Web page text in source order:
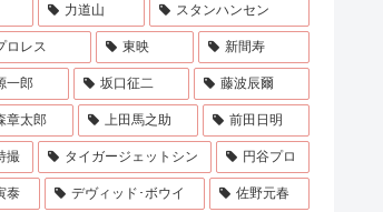
力道山 スタンハンセン
ロレス 東映 新間寿
一郎 坂口征二 藤波辰爾
章太郎 上田馬之助 前田日明
撮 タイガージェットシン 円谷プロ
泰 デヴィッド･ボウイ 佐野元春